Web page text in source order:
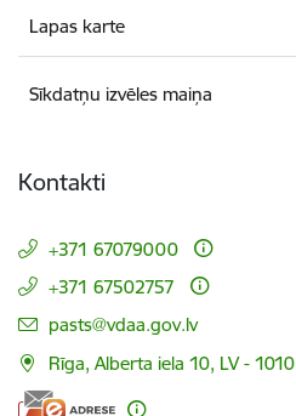
Lapas karte
Sīkdatņu izvēles maiņa
Kontakti
+371 67079000
+371 67502757
E-pasts:
pasts@vdaa.gov.lv
Rīga, Alberta iela 10, LV - 1010